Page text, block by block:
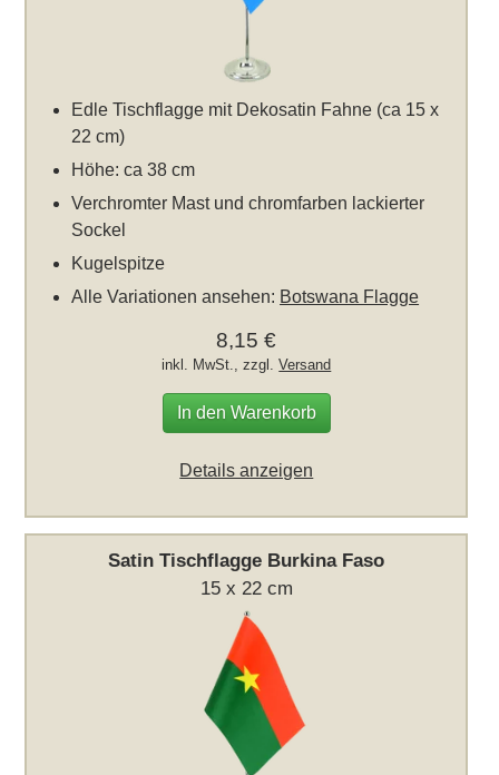
Edle Tischflagge mit Dekosatin Fahne (ca 15 x
22 cm)
Höhe: ca 38 cm
Verchromter Mast und chromfarben lackierter
Sockel
Kugelspitze
Alle Variationen ansehen: Botswana Flagge
8,15 €
inkl. MwSt., zzgl.Versand
In den Warenkorb
Details anzeigen
Satin Tischflagge Burkina Faso
15 x 22 cm